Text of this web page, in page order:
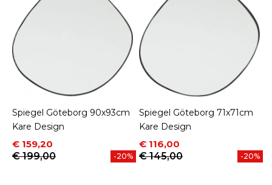
Spiegel Göteborg 90x93cm
Kare Design
Prijs
€ 159,20
Normale prijs
€ 199,00
-20%
Spiegel Göteborg 71x71cm
Kare Design
Prijs
€ 116,00
Normale prijs
€ 145,00
-20%